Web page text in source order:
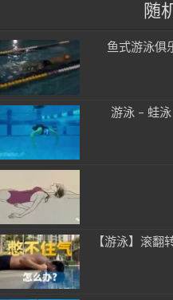
随
鱼式游泳俱
游泳 – 蛙
【游泳】滚翻